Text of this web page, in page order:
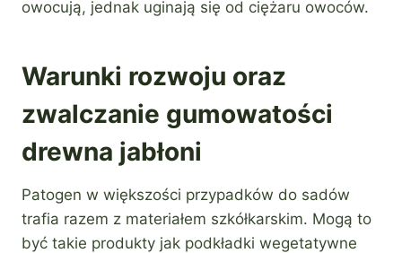
owocują, jednak uginają się od ciężaru owoców.
Warunki rozwoju oraz
zwalczanie gumowatości
drewna jabłoni
Patogen w większości przypadków do sadów
trafia razem z materiałem szkółkarskim. Mogą to
być takie produkty jak podkładki wegetatywne